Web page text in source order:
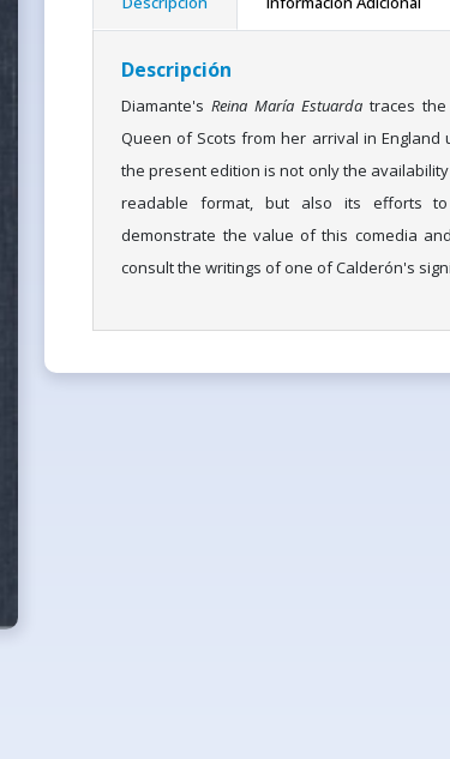
Descripción
Diamante'sReina María Estuarda traces
Queen of Scots from her arrival in
the present edition is not only the
readable format, but also its efforts to
demonstrate the value of this comedia
consult the writings of one of Calderón's